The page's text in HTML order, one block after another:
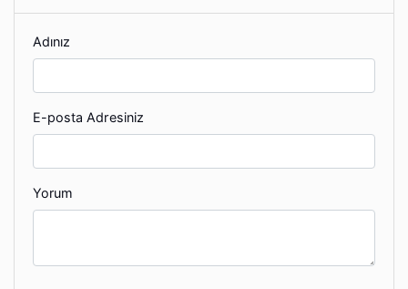
Adınız
E-posta Adresiniz
Yorum